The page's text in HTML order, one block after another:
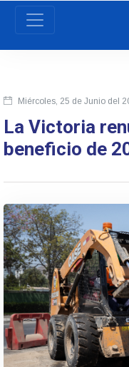
Miércoles, 25 de Junio del
La Victoria
beneficio de